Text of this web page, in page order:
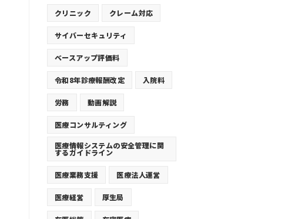
クリニック クレーム対応
サイバーセキュリティ
ベースアップ評価料
令和8年診療報酬改定 入院料
労務 動画解説
医療コンサルティング
医療情報システムの安全管理に関
するガイドライン
医療業務支援 医療法人運営
医療経営 厚生局